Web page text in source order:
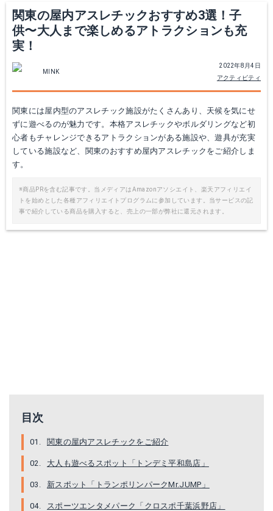
関東の屋内アスレチックおすすめ3選！子
供〜大人まで楽しめるアトラクションも充
実！
2022年8月4日
アクティビティ
MINK
関東には屋内型のアスレチック施設がたくさんあり、天候を気にせ
ずに遊べるのが魅力です。本格アスレチックやボルダリングなど初
心者もチャレンジできるアトラクションがある施設や、遊具が充実
している施設など、関東のおすすめ屋内アスレチックをご紹介しま
す。
※商品PRを含む記事です。当メディアはAmazonアソシエイト、楽天アフィリエイ
トを始めとした各種アフィリエイトプログラムに参加しています。当サービスの記
事で紹介している商品を購入すると、売上の一部が弊社に還元されます。
目次
関東の屋内アスレチックをご紹介
大人も遊べるスポット「トンデミ平和島店」
新スポット「トランポリンパークMr.JUMP」
スポーツエンタメパーク「クロスポ千葉浜野店」